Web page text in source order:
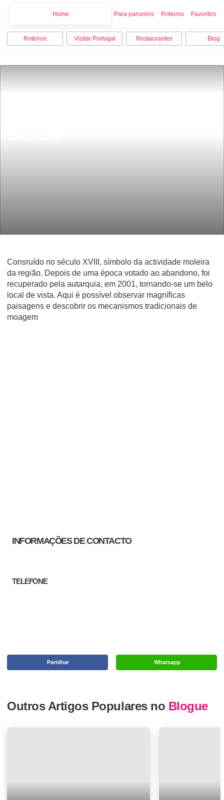
Home Para parceiros Roteiros Favoritos
Roteiros Visitar Portugal Restaurantes Blog
Consruído no século XVIII, símbolo da actividade moleira
da região. Depois de uma época votado ao abandono, foi
recuperado pela autarquia, em 2001, tornando-se um belo
local de vista. Aqui é possível observar magníficas
paisagens e descobrir os mecanismos tradicionais de
moagem
INFORMAÇÕES DE CONTACTO
TELEFONE
Whatsapp
Partilhar
Outros Artigos Populares no Blogue